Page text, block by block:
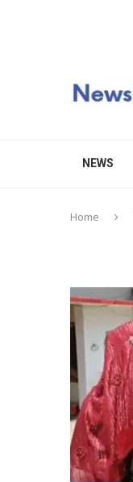
NEWS
Home